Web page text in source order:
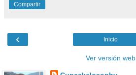
Compartir
‹ Inicio
Ver versión web